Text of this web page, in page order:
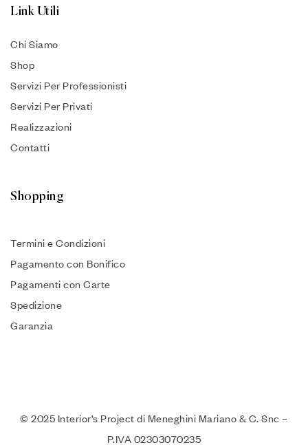
Link Utili
Chi Siamo
Shop
Servizi Per Professionisti
Servizi Per Privati
Realizzazioni
Contatti
Shopping
Termini e Condizioni
Pagamento con Bonifico
Pagamenti con Carte
Spedizione
Garanzia
© 2025 Interior’s Project di Meneghini Mariano & C. Snc –
P.IVA 02303070235